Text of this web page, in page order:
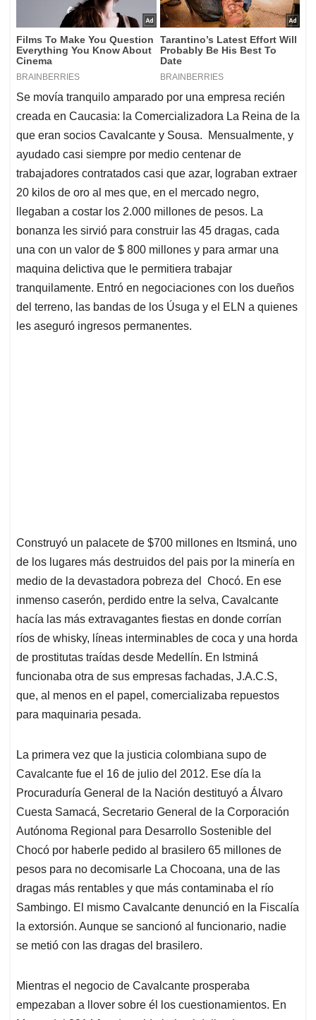
Se movía tranquilo amparado por una empresa recién
creada en Caucasia: la Comercializadora La Reina de la
que eran socios Cavalcante y Sousa. Mensualmente, y
ayudado casi siempre por medio centenar de
trabajadores contratados casi que azar, lograban extraer
20 kilos de oro al mes que, en el mercado negro,
llegaban a costar los 2.000 millones de pesos. La
bonanza les sirvió para construir las 45 dragas, cada
una con un valor de $ 800 millones y para armar una
maquina delictiva que le permitiera trabajar
tranquilamente. Entró en negociaciones con los dueños
del terreno, las bandas de los Úsuga y el ELN a quienes
les aseguró ingresos permanentes.
Construyó un palacete de $700 millones en Itsminá, uno
de los lugares más destruidos del pais por la minería en
medio de la devastadora pobreza del Chocó. En ese
inmenso caserón, perdido entre la selva, Cavalcante
hacía las más extravagantes fiestas en donde corrían
ríos de whisky, líneas interminables de coca y una horda
de prostitutas traídas desde Medellín. En Istminá
funcionaba otra de sus empresas fachadas, J.A.C.S,
que, al menos en el papel, comercializaba repuestos
para maquinaria pesada.
La primera vez que la justicia colombiana supo de
Cavalcante fue el 16 de julio del 2012. Ese día la
Procuraduría General de la Nación destituyó a Álvaro
Cuesta Samacá, Secretario General de la Corporación
Autónoma Regional para Desarrollo Sostenible del
Chocó por haberle pedido al brasilero 65 millones de
pesos para no decomisarle La Chocoana, una de las
dragas más rentables y que más contaminaba el río
Sambingo. El mismo Cavalcante denunció en la Fiscalía
la extorsión. Aunque se sancionó al funcionario, nadie
se metió con las dragas del brasilero.
Mientras el negocio de Cavalcante prosperaba
empezaban a llover sobre él los cuestionamientos. En